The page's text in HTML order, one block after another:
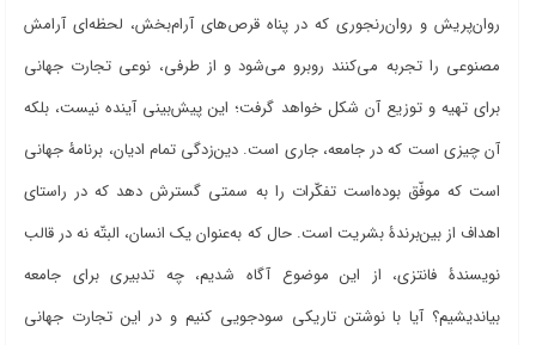
روانپریش و روانرنجوری که در پناه قرصهای آرامبخش، لحظهای آرامش
مصنوعی را تجربه میکنند روبرو میشود و از طرفی، نوعی تجارت جهانی
برای تهیه و توزیع آن شکل خواهد گرفت؛ این پیشبینی آینده نیست، بلکه
آن چیزی است که در جامعه، جاری است. دینزدگی تمام ادیان، برنامۀ جهانی
است که موفّق بودهاست تفکّرات را به سمتی گسترش دهد که در راستای
اهداف از بینبرندۀ بشریت است. حال که بهعنوان یک انسان، البتّه نه در قالب
نویسندۀ فانتزی، از این موضوع آگاه شدیم، چه تدبیری برای جامعه
بیاندیشیم؟ آیا با نوشتن تاریکی سودجویی کنیم و در این تجارت جهانی